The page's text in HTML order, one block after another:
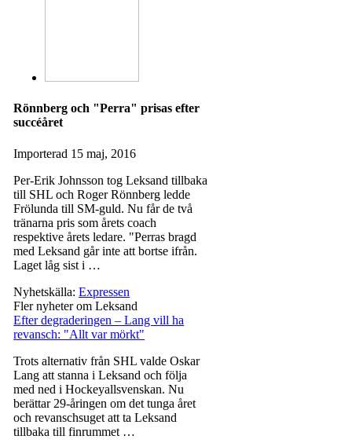
Rönnberg och "Perra" prisas efter
succéåret
Importerad 15 maj, 2016
Per-Erik Johnsson tog Leksand tillbaka
till SHL och Roger Rönnberg ledde
Frölunda till SM-guld. Nu får de två
tränarna pris som årets coach
respektive årets ledare. "Perras bragd
med Leksand går inte att bortse ifrån.
Laget låg sist i …
Nyhetskälla:Expressen
Fler nyheter om Leksand
Efter degraderingen – Lang vill ha
revansch: "Allt var mörkt"
Trots alternativ från SHL valde Oskar
Lang att stanna i Leksand och följa
med ned i Hockeyallsvenskan. Nu
berättar 29-åringen om det tunga året
och revanschsuget att ta Leksand
tillbaka till finrummet …